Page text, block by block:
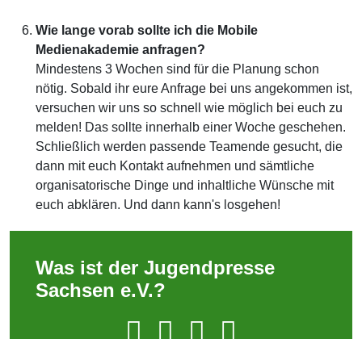
Wie lange vorab sollte ich die Mobile
Medienakademie anfragen?
Mindestens 3 Wochen sind für die Planung schon
nötig. Sobald ihr eure Anfrage bei uns angekommen ist,
versuchen wir uns so schnell wie möglich bei euch zu
melden! Das sollte innerhalb einer Woche geschehen.
Schließlich werden passende Teamende gesucht, die
dann mit euch Kontakt aufnehmen und sämtliche
organisatorische Dinge und inhaltliche Wünsche mit
euch abklären. Und dann kann's losgehen!
Was ist der Jugendpresse
Sachsen e.V.?